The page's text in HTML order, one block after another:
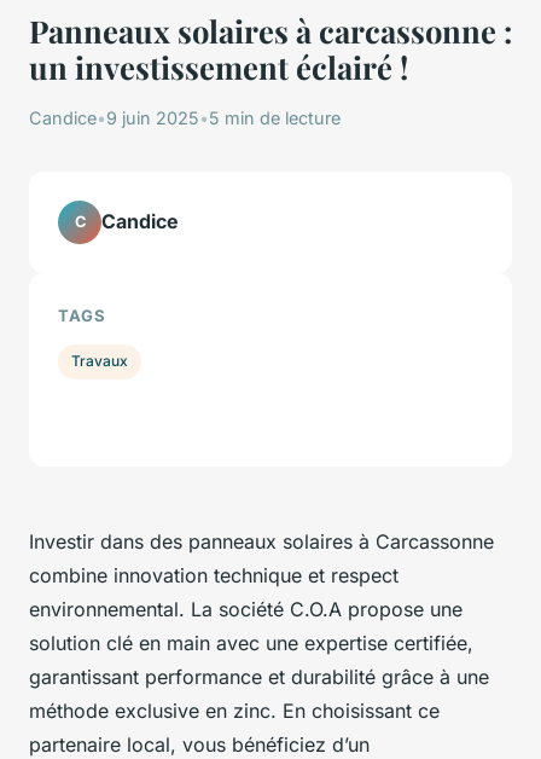
Panneaux solaires à carcassonne :
un investissement éclairé !
Candice•9 juin 2025•5 min de lecture
Investir dans des panneaux solaires à Carcassonne
combine innovation technique et respect
environnemental. La société C.O.A propose une
solution clé en main avec une expertise certifiée,
garantissant performance et durabilité grâce à une
méthode exclusive en zinc. En choisissant ce
partenaire local, vous bénéficiez d’un
C Candice
TAGS
Travaux